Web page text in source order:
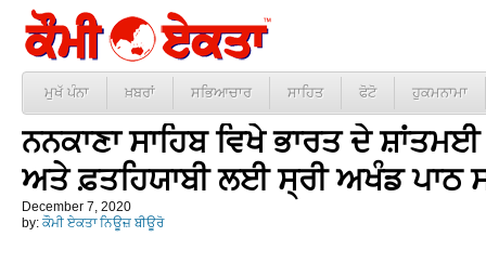
ਮੁਖੱ ਪੰਨਾ ਖ਼ਬਰਾਂ ਸਭਿਆਚਾਰ ਸਾਹਿਤ ਫੋਟੋ ਹੁਕਮਨਾਮਾ
ਨਨਕਾਣਾ ਸਾਹਿਬ ਵਿਖੇ ਭਾਰਤ ਦੇ ਸ਼ਾਂਤਮਈ
ਅਤੇ ਫ਼ਤਹਿਯਾਬੀ ਲਈ ਸ੍ਰੀ ਅਖੰਡ ਪਾਠ
December 7, 2020
by: ਕੌਮੀ ਏਕਤਾ ਨਿਊਜ਼ ਬੀਊਰੋ